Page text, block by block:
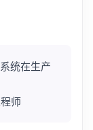
统在生产
师